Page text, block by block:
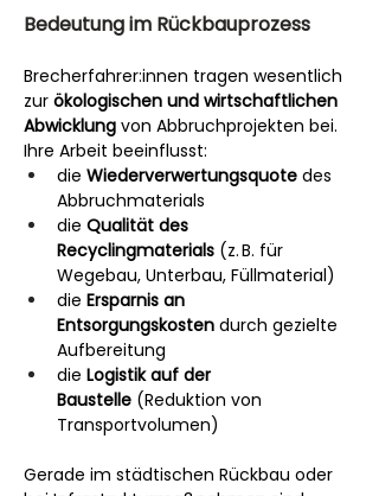
Bedeutung im Rückbauprozess
Brecherfahrer:innen tragen wesentlich
zur ökologischen und wirtschaftlichen
Abwicklung von Abbruchprojekten bei.
Ihre Arbeit beeinflusst:
die Wiederverwertungsquote des
Abbruchmaterials
die Qualität des
Recyclingmaterials (z. B. für
Wegebau, Unterbau, Füllmaterial)
die Ersparnis an
Entsorgungskosten durch gezielte
Aufbereitung
die Logistik auf der
Baustelle (Reduktion von
Transportvolumen)
Gerade im städtischen Rückbau oder